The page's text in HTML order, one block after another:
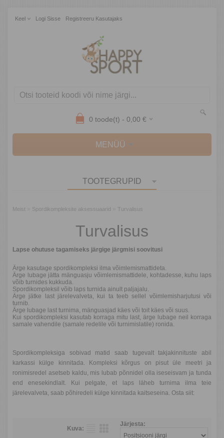
Keel Logi Sisse Registreeru Kasutajaks
0 toode(t) - 0,00 €
MENÜÜ
TOOTEGRUPID
Meist Spordikompleksite aksessuaarid Turvalisus
Turvalisus
Lapse ohutuse tagamiseks järgige järgmisi soovitusi
Ärge kasutage spordikompleksi ilma võimlemismattideta.
Ärge lubage jätta mänguasju võimlemismattidele, kohtadesse, kuhu laps
võib turnides kukkuda.
Spordikompleksil võib laps turnida ainult paljajalu.
Ärge jätke last järelevalveta, kui ta teeb sellel võimlemisharjutusi või
turnib.
Ärge lubage last turnima, mänguasjad käes või toit käes või suus.
Kui spordikompleksi kasutab korraga mitu last, ärge lubage neil korraga
samale vahendile (samale redelile või turnimislatile) ronida.
Spordikompleksiga sobivad matid saab tugevalt takjakinnituste abil
karkassi külge kinnitada. Kompleksi kõrgus on pisut üle meetri ja
ronimisredel asetseb kaldu, mis lubab põnnidel olla iseseisvam ja tunda
end enesekindlalt. Kui pelgate, et laps läheb turnima ilma teie
järelevalveta, saab põhiredeli külge kinnitada kaitseseina. Osta siit:
Järjesta:
Kuva: